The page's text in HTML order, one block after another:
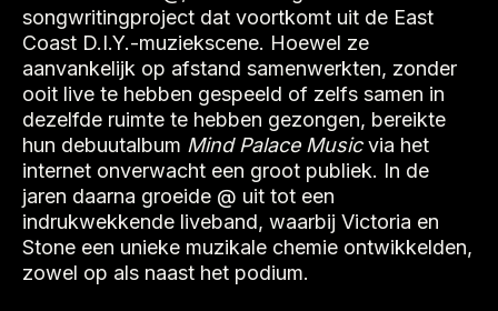
songwritingproject dat voortkomt uit de East
Coast D.I.Y.-muziekscene. Hoewel ze
aanvankelijk op afstand samenwerkten, zonder
ooit live te hebben gespeeld of zelfs samen in
dezelfde ruimte te hebben gezongen, bereikte
hun debuutalbum Mind Palace Musicvia het
internet onverwacht een groot publiek. In de
jaren daarna groeide @ uit tot een
indrukwekkende liveband, waarbij Victoria en
Stone een unieke muzikale chemie ontwikkelden,
zowel op als naast het podium.